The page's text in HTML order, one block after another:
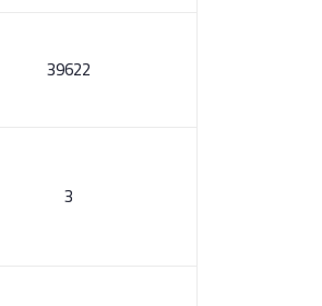
39622
3